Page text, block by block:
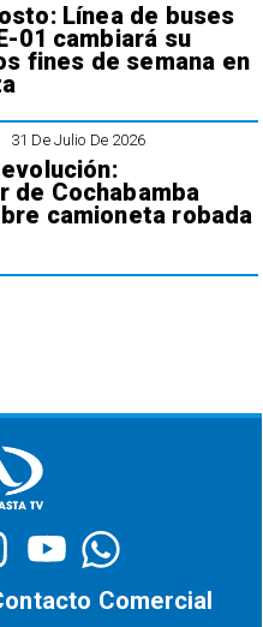
Línea de buses
01 cambiará su
fines de semana en
31 De Julio De 2026
de Cochabamba
camioneta robada
Comercial